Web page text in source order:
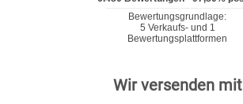
Wir versenden mit